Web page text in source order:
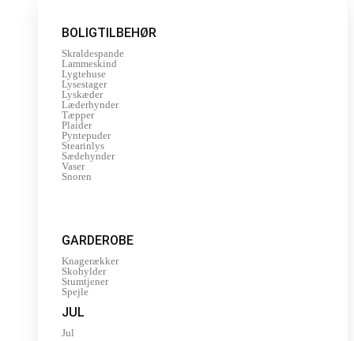
BOLIGTILBEHØR
Skraldespande
Lammeskind
Lygtehuse
Lysestager
Lyskæder
Læderhynder
Tæpper
Plaider
Pyntepuder
Stearinlys
Sædehynder
Vaser
Snoren
GARDEROBE
Knagerækker
Skohylder
Stumtjener
Spejle
JUL
Jul